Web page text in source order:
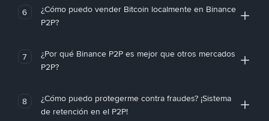
6
¿Cómo puedo vender Bitcoin localmente en Binance
P2P?
7
¿Por qué Binance P2P es mejor que otros mercados
P2P?
8
¿Cómo puedo protegerme contra fraudes? ¡Sistema
de retención en el P2P!